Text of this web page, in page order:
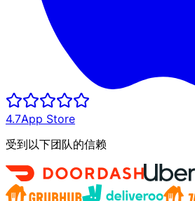
4.7App Store
受到以下团队的信赖